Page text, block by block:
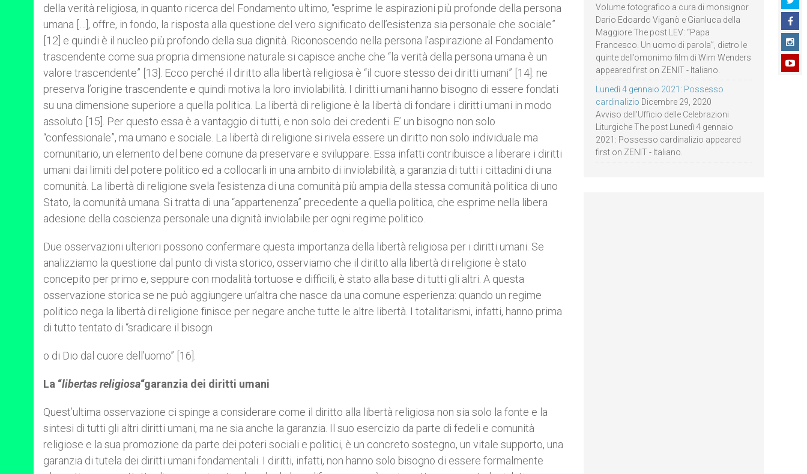
della verità religiosa, in quanto ricerca del Fondamento ultimo, “esprime le aspirazioni più profonde della persona
umana […], offre, in fondo, la risposta alla questione del vero significato dell’esistenza sia personale che sociale”
[12] e quindi è il nucleo più profondo della sua dignità. Riconoscendo nella persona l’aspirazione al Fondamento
trascendente come sua propria dimensione naturale si capisce anche che “la verità della persona umana è un
valore trascendente” [13]. Ecco perché il diritto alla libertà religiosa è “il cuore stesso dei diritti umani” [14]: ne
preserva l’origine trascendente e quindi motiva la loro inviolabilità. I diritti umani hanno bisogno di essere fondati
su una dimensione superiore a quella politica. La libertà di religione è la libertà di fondare i diritti umani in modo
assoluto [15]. Per questo essa è a vantaggio di tutti, e non solo dei credenti. E’ un bisogno non solo
“confessionale”, ma umano e sociale. La libertà di religione si rivela essere un diritto non solo individuale ma
comunitario, un elemento del bene comune da preservare e sviluppare. Essa infatti contribuisce a liberare i diritti
umani dai limiti del potere politico ed a collocarli in una ambito di inviolabilità, a garanzia di tutti i cittadini di una
comunità. La libertà di religione svela l’esistenza di una comunità più ampia della stessa comunità politica di uno
Stato, la comunità umana. Si tratta di una “appartenenza” precedente a quella politica, che esprime nella libera
adesione della coscienza personale una dignità inviolabile per ogni regime politico.
Due osservazioni ulteriori possono confermare questa importanza della libertà religiosa per i diritti umani. Se
analizziamo la questione dal punto di vista storico, osserviamo che il diritto alla libertà di religione è stato
concepito per primo e, seppure con modalità tortuose e difficili, è stato alla base di tutti gli altri. A questa
osservazione storica se ne può aggiungere un’altra che nasce da una comune esperienza: quando un regime
politico nega la libertà di religione finisce per negare anche tutte le altre libertà. I totalitarismi, infatti, hanno prima
di tutto tentato di “sradicare il bisogn
o di Dio dal cuore dell’uomo” [16].
La “libertas religiosa“garanzia dei diritti umani
Quest’ultima osservazione ci spinge a considerare come il diritto alla libertà religiosa non sia solo la fonte e la
sintesi di tutti gli altri diritti umani, ma ne sia anche la garanzia. Il suo esercizio da parte di fedeli e comunità
religiose e la sua promozione da parte dei poteri sociali e politici, è un concreto sostegno, un vitale supporto, una
garanzia di tutela dei diritti umani fondamentali. I diritti, infatti, non hanno solo bisogno di essere formalmente
Volume fotografico a cura di monsignor
Dario Edoardo Viganò e Gianluca della
Maggiore The post LEV: “Papa
Francesco. Un uomo di parola”, dietro le
quinte dell’omonimo film di Wim Wenders
appeared first on ZENIT - Italiano.
Lunedì 4 gennaio 2021: Possesso
cardinalizio Dicembre 29, 2020
Avviso dell’Ufficio delle Celebrazioni
Liturgiche The post Lunedì 4 gennaio
2021: Possesso cardinalizio appeared
first on ZENIT - Italiano.